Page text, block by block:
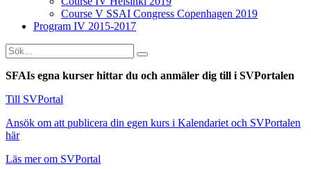
Course V SSAI Congress Copenhagen 2019
Program IV 2015-2017
SFAIs egna kurser hittar du och anmäler dig till i SVPortalen
Till SVPortal
Ansök om att publicera din egen kurs i Kalendariet och SVPortalen
här
Läs mer om SVPortal